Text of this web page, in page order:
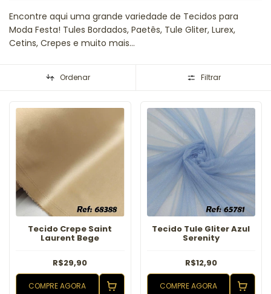
Encontre aqui uma grande variedade de Tecidos para
Moda Festa! Tules Bordados, Paetês, Tule Gliter, Lurex,
Cetins, Crepes e muito mais...
Ordenar Filtrar
Tecido Crepe Saint
Laurent Bege
R$29,90
COMPRE AGORA
Tecido Tule Gliter Azul
Serenity
R$12,90
COMPRE AGORA